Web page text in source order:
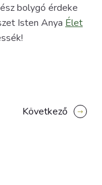
bolygó érdeke
Isten Anya Élet
Következő